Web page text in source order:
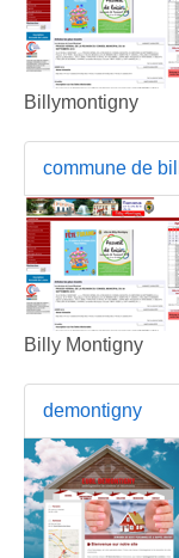
Billymontigny
commune de
Billy Montigny
demontigny